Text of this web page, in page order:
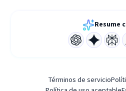
Resume
Términos de servicio